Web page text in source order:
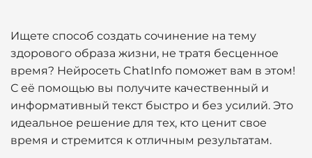
Ищете способ создать сочинение на тему
здорового образа жизни, не тратя бесценное
время? Нейросеть ChatInfo поможет вам в этом!
С её помощью вы получите качественный и
информативный текст быстро и без усилий. Это
идеальное решение для тех, кто ценит свое
время и стремится к отличным результатам.